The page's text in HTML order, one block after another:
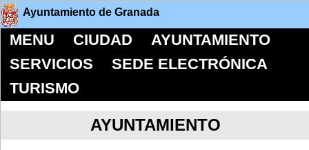
Ayuntamiento de Granada
MENU CIUDAD
AYUNTAMIENTO
SERVICIOS
SEDE ELECTRÓNICA
TURISMO
AYUNTAMIENTO